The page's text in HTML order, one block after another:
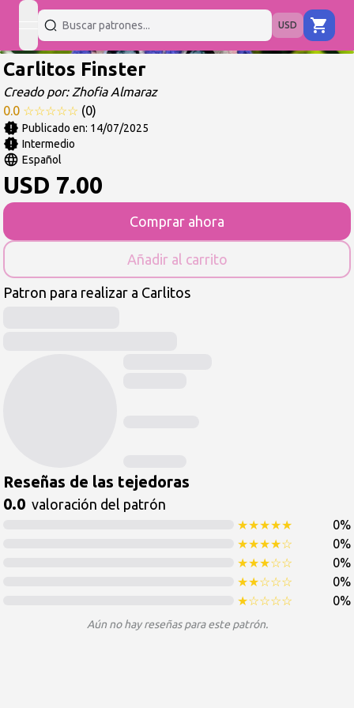
open navigation menu
USD
Carlitos Finster
Creado por: Zhofia Almaraz
0.0 ☆☆☆☆☆ (0)
Publicado en: 14/07/2025
Intermedio
Español
USD 7.00
Comprar ahora
Añadir al carrito
Patron para realizar a Carlitos
Reseñas de las tejedoras
0.0 valoración del patrón
★★★★★ 0%
★★★★☆ 0%
★★★☆☆ 0%
★★☆☆☆ 0%
★☆☆☆☆ 0%
Aún no hay reseñas para este patrón.